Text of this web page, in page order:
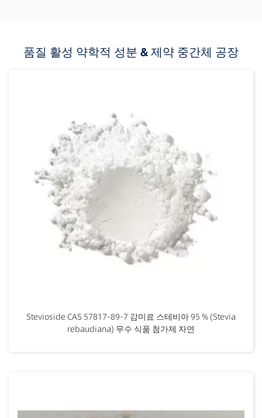
품질 활성 약학적 성분 & 제약 중간체 공장
Stevioside CAS 57817-89-7 감미료 스테비아 95 % (Stevia
rebaudiana) 무수 식품 첨가제 자연